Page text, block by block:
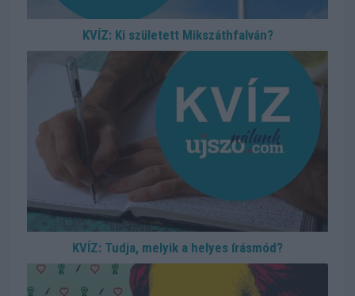
KVÍZ: Ki született Mikszáthfalván?
KVÍZ: Tudja, melyik a helyes írásmód?